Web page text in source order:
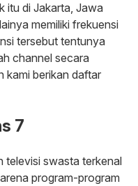
itu di Jakarta, Jawa
memiliki frekuensi
tersebut tentunya
channel secara
kami berikan daftar
7
televisi swasta terkenal
program-program